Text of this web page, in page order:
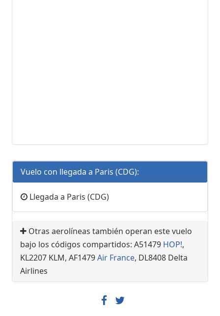
Vuelo con llegada a Paris (CDG):
Llegada a Paris (CDG)
Otras aerolíneas también operan este vuelo
bajo los códigos compartidos: A51479 HOP!,
KL2207 KLM, AF1479Air France, DL8408 Delta
Airlines